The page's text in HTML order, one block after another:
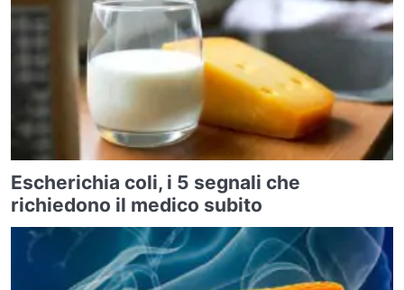
Escherichia coli, i 5 segnali che
richiedono il medico subito